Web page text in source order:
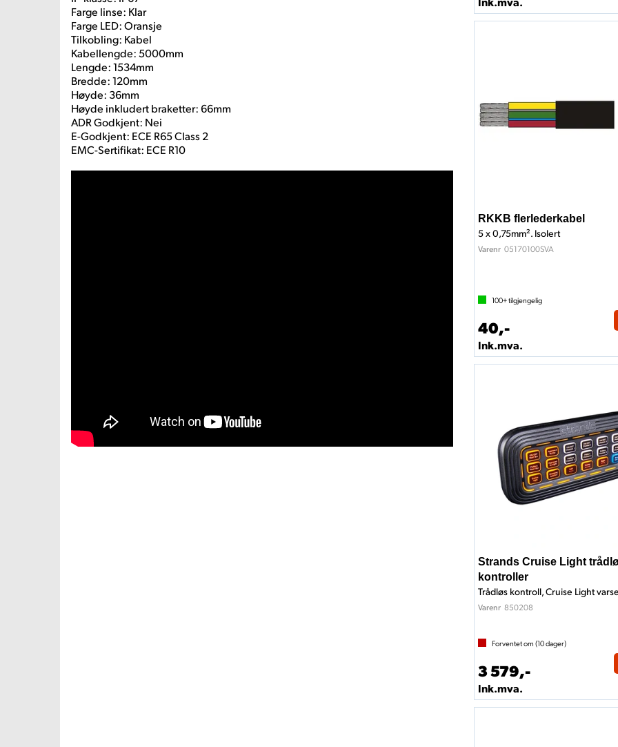
Farge linse: Klar
Farge LED: Oransje
Tilkobling: Kabel
Kabellengde: 5000mm
Lengde: 1534mm
Bredde: 120mm
Høyde: 36mm
Høyde inkludert braketter: 66mm
ADR Godkjent: Nei
E-Godkjent: ECE R65 Class 2
EMC-Sertifikat: ECE R10
RKKB flerlederkabel
5 x 0,75mm². Isolert
Varenr 05170100SVA
100+tilgjengelig
40,-
Ink.mva.
Strands Cruise Light
kontroller
Trådløs kontroll, Cruise Light
Varenr 850208
Forventet om (10dager)
3 579,-
Ink.mva.